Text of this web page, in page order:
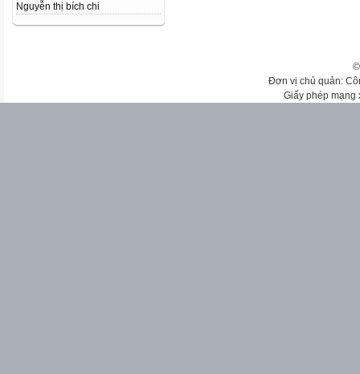
Nguyễn thị bích chi
Đơn vị chủ quản:
Giấy phép mạng